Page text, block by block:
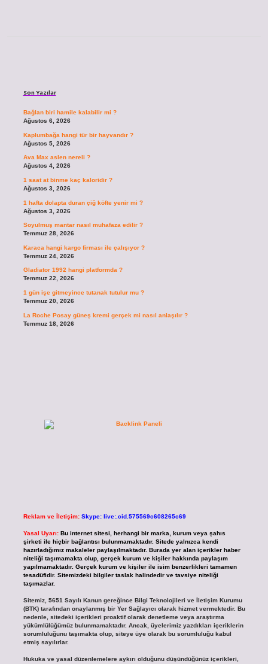
Son Yazılar
Bağlan biri hamile kalabilir mi ?
Ağustos 6, 2026
Kaplumbağa hangi tür bir hayvandır ?
Ağustos 5, 2026
Ava Max aslen nereli ?
Ağustos 4, 2026
1 saat at binme kaç kaloridir ?
Ağustos 3, 2026
1 hafta dolapta duran çiğ köfte yenir mi ?
Ağustos 3, 2026
Soyulmuş mantar nasıl muhafaza edilir ?
Temmuz 28, 2026
Karaca hangi kargo firması ile çalışıyor ?
Temmuz 24, 2026
Gladiator 1992 hangi platformda ?
Temmuz 22, 2026
1 gün işe gitmeyince tutanak tutulur mu ?
Temmuz 20, 2026
La Roche Posay güneş kremi gerçek mi nasıl anlaşılır ?
Temmuz 18, 2026
Reklam ve İletişim: Skype: live:.cid.575569c608265c69
Yasal Uyarı: Bu internet sitesi, herhangi bir marka, kurum veya şahıs
şirketi ile hiçbir bağlantısı bulunmamaktadır. Sitede yalnızca kendi
hazırladığımız makaleler paylaşılmaktadır. Burada yer alan içerikler haber
niteliği taşımamakta olup, gerçek kurum ve kişiler hakkında paylaşım
yapılmamaktadır. Gerçek kurum ve kişiler ile isim benzerlikleri tamamen
tesadüfidir. Sitemizdeki bilgiler taslak halindedir ve tavsiye niteliği
taşımazlar.
Sitemiz, 5651 Sayılı Kanun gereğince Bilgi Teknolojileri ve İletişim Kurumu
(BTK) tarafından onaylanmış bir Yer Sağlayıcı olarak hizmet vermektedir. Bu
nedenle, sitedeki içerikleri proaktif olarak denetleme veya araştırma
yükümlülüğümüz bulunmamaktadır. Ancak, üyelerimiz yazdıkları içeriklerin
sorumluluğunu taşımakta olup, siteye üye olarak bu sorumluluğu kabul
etmiş sayılırlar.
Hukuka ve yasal düzenlemelere aykırı olduğunu düşündüğünüz içerikleri,